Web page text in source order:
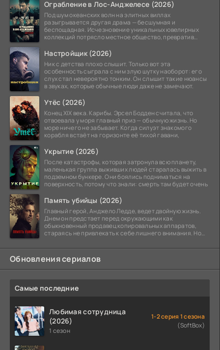
Ограбление в Лос-Анджелесе (2026)
Под шум океанских волн на элитных виллах
разыгрывается другая драма — бесшумная и
беспощадная. Исчезновение уникальных ювелирных
коллекций потрясло местное общество, превратив
Настройщик (2026)
Ник с детства плохо слышит. Только вот эта
особенность сыграла с ним злую шутку наоборот: его
слух стал невероятно тонким. Он слышит такие нюансы
в звуках, которые обычные люди даже не замечают.
Утёс (2026)
Конец XIX века. Карибы. Эрсел Бодден считала, что
отвоевала у моря главный приз — обычную жизнь. Но
море ничего не забывает. Когда силуэт знакомого
корабля встаёт на горизонте её тихой гавани,
Укрытие (2026)
После катастрофы, которая затронула всю планету,
маленькая группа выживших людей старалась выжить в
подземном бункере. Они боялись подниматься на
поверхность, потому что знали: смерть там будет очень
Память убийцы (2026)
Главный герой, Анджело Ледде, ведет двойную жизнь.
Днем он предстает перед окружающими как
обыкновенный продавец копировальных аппаратов,
стараясь не привлекать к себе лишнего внимания. Но
Обновления сериалов
Самые последние
Любимая сотрудница
(2026)
1 сезон
1-2 серия 1 сезона
(SoftBox)